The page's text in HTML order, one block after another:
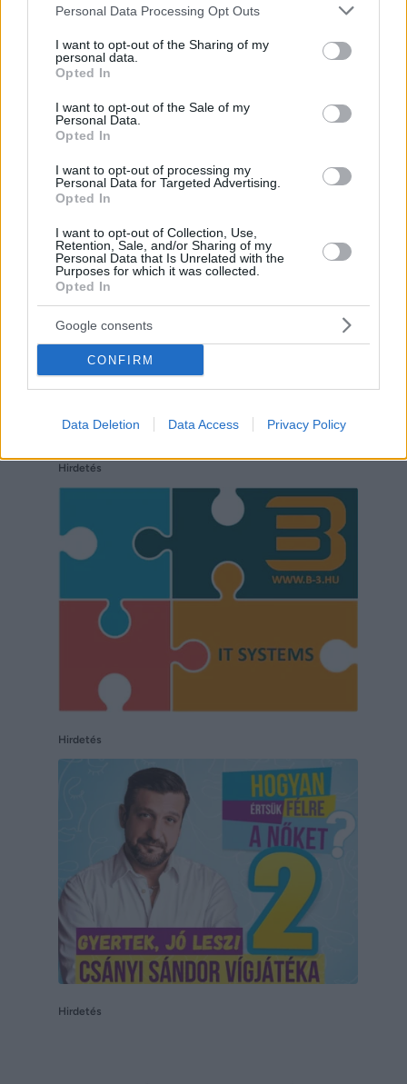
Please note that this website/app uses one or more Google
not limited to your visit or usage behaviour. You may click to
grant or deny consent to Google and its third-party tags to
use your data for below specified purposes in below Google
consent section.
Personal Data Processing Opt Outs
I want to opt-out of the Sharing of my
personal data.
Opted In
I want to opt-out of the Sale of my
Personal Data.
Opted In
I want to opt-out of processing my
Personal Data for Targeted Advertising.
Opted In
I want to opt-out of Collection, Use,
Retention, Sale, and/or Sharing of my
Personal Data that Is Unrelated with the
Purposes for which it was collected.
Opted In
Google consents
CONFIRM
Data Deletion Data Access Privacy Policy
Hirdetés
Hirdetés
Hirdetés
Hirdetés